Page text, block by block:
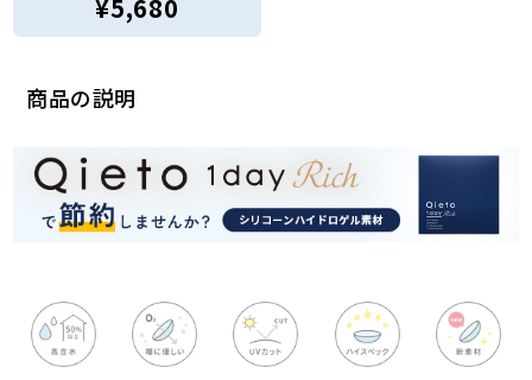
商品の説明
¥5,680